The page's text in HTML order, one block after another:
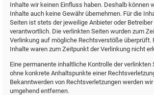
Inhalte wir keinen Einfluss haben. Deshalb können
Inhalte auch keine Gewähr übernehmen. Für die
Seiten ist stets der jeweilige Anbieter oder Betreiber
verantwortlich. Die verlinkten Seiten wurden zum
Verlinkung auf mögliche Rechtsverstöße überprüft.
Inhalte waren zum Zeitpunkt der Verlinkung nicht
Eine permanente inhaltliche Kontrolle der verlinkten
ohne konkrete Anhaltspunkte einer
Bekanntwerden von Rechtsverletzungen werden
umgehend entfernen.